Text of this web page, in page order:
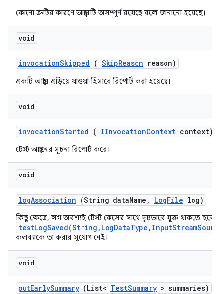
কোনো ত্রুটির কারণে আহ্বানটি অসম্পূর্ণ রয়েছে বলে জানানো হয়েছে।
void
invocationSkipped ( SkipReason reason)
একটি আহ্বান এড়িয়ে যাওয়া হিসাবে রিপোর্ট করা হয়েছে।
void
invocationStarted ( IInvocationContext context)
টেস্ট আহ্বানের সূচনা রিপোর্ট করে।
void
logAssociation (String dataName , LogFile log)
কিছু ক্ষেত্রে, লগ অবশ্যই টেস্ট কেসের সাথে দৃঢ়ভাবে যুক্ত থাকতে হবে,
কলব্যাকে তা করার সুযোগ নেই।
void
putEarlySummary (List< TestSummary > summaries)